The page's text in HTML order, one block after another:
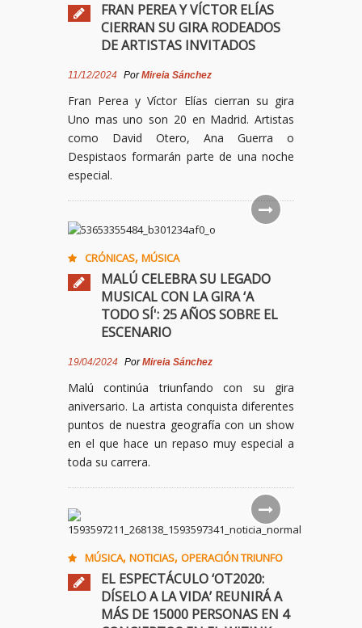
FRAN PEREA Y VÍCTOR ELÍAS
CIERRAN SU GIRA RODEADOS
DE ARTISTAS INVITADOS
11/12/2024 PorMireia Sánchez
Fran Perea y Víctor Elías cierran su gira
Uno mas uno son 20 en Madrid. Artistas
como David Otero, Ana Guerra o
Despistaos formarán parte de una noche
especial.
CRÓNICAS, MÚSICA
MALÚ CELEBRA SU LEGADO
MUSICAL CON LA GIRA ‘A
TODO SÍ': 25 AÑOS SOBRE EL
ESCENARIO
19/04/2024 PorMireia Sánchez
Malú continúa triunfando con su gira
aniversario. La artista conquista diferentes
puntos de nuestra geografía con un show
en el que hace un repaso muy especial a
toda su carrera.
MÚSICA, NOTICIAS, OPERACIÓN TRIUNFO
EL ESPECTÁCULO ‘OT2020:
DÍSELO A LA VIDA’ REUNIRÁ A
MÁS DE 15000 PERSONAS EN 4